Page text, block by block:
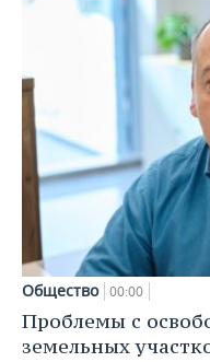
Общество 00:00
Проблемы с
земельных